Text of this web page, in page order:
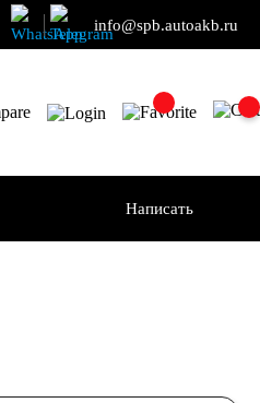
info@spb.autoakb.ru
Написать